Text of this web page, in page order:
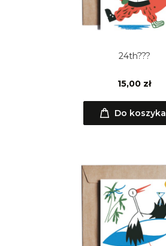
24th???
15,00 zł
Do koszyka